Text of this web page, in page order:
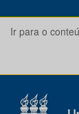
Ir para o